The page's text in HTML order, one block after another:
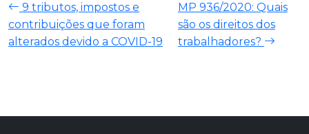
9 tributos, impostos e
contribuições que foram
alterados devido a COVID-19
MP 936/2020: Quais
são os direitos dos
trabalhadores?